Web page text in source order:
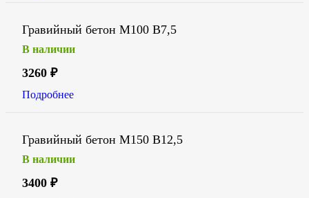
Гравийный бетон М100 В7,5
В наличии
3260 ₽
Подробнее
Гравийный бетон М150 В12,5
В наличии
3400 ₽